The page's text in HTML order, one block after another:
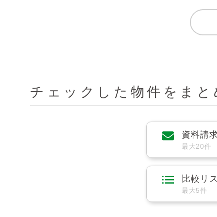
チェックした物件をまと
資料請
最大20件
比較リ
最大5件